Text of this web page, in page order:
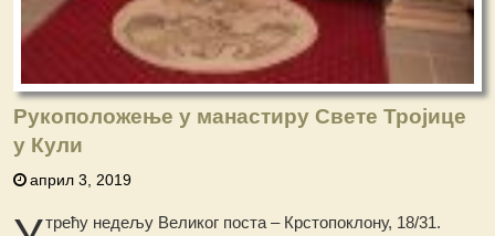
Рукоположење у манастиру Свете Тројице
у Кули
април 3, 2019
трећу недељу Великог поста – Крстопоклону, 18/31.